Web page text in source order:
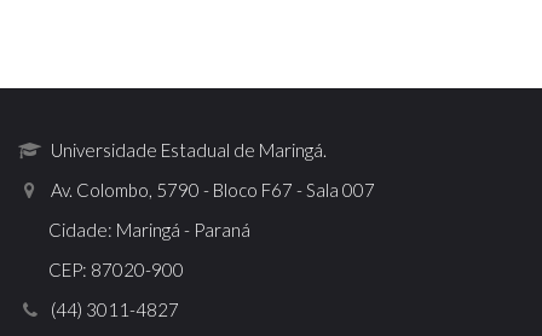
Universidade Estadual de Maringá.
Av. Colombo, 5790 - Bloco F67 - Sala 007
Cidade: Maringá - Paraná
CEP: 87020-900
(44) 3011-4827